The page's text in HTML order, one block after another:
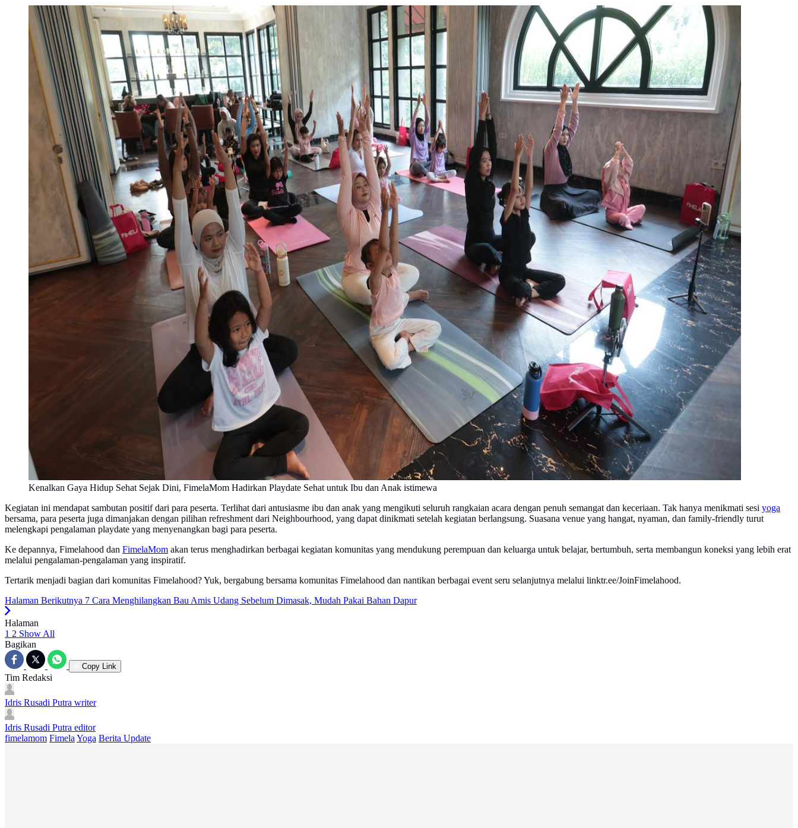
Kenalkan Gaya Hidup Sehat Sejak Dini, FimelaMom Hadirkan Playdate Sehat untuk Ibu dan Anak istimewa
Kegiatan ini mendapat sambutan positif dari para peserta. Terlihat dari antusiasme ibu dan anak yang mengikuti seluruh rangkaian acara dengan penuh semangat dan keceriaan. Tak hanya menikmati sesi yoga
bersama, para peserta juga dimanjakan dengan pilihan refreshment dari Neighbourhood, yang dapat dinikmati setelah kegiatan berlangsung. Suasana venue yang hangat, nyaman, dan family-friendly turut
melengkapi pengalaman playdate yang menyenangkan bagi para peserta.
Ke depannya, Fimelahood dan FimelaMom akan terus menghadirkan berbagai kegiatan komunitas yang mendukung perempuan dan keluarga untuk belajar, bertumbuh, serta membangun koneksi yang lebih erat
melalui pengalaman-pengalaman yang inspiratif.
Tertarik menjadi bagian dari komunitas Fimelahood? Yuk, bergabung bersama komunitas Fimelahood dan nantikan berbagai event seru selanjutnya melalui linktr.ee/JoinFimelahood.
Halaman Berikutnya 7 Cara Menghilangkan Bau Amis Udang Sebelum Dimasak, Mudah Pakai Bahan Dapur
Halaman
1 2 Show All
Bagikan
Copy Link
Tim Redaksi
Idris Rusadi Putra writer
Idris Rusadi Putra editor
fimelamom Fimela Yoga Berita Update